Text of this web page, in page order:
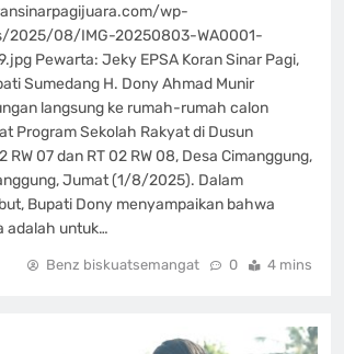
wp-
2025/08/IMG-20250803-WA0001-
Pewarta: Jeky EPSA Koran Sinar Pagi,
Sumedang H. Dony Ahmad Munir
langsung ke rumah-rumah calon
Program Sekolah Rakyat di Dusun
RW 07 dan RT 02 RW 08, Desa Cimanggung,
Jumat (1/8/2025). Dalam
Bupati Dony menyampaikan bahwa
adalah untuk…
Benz biskuatsemangat 0 4 mins